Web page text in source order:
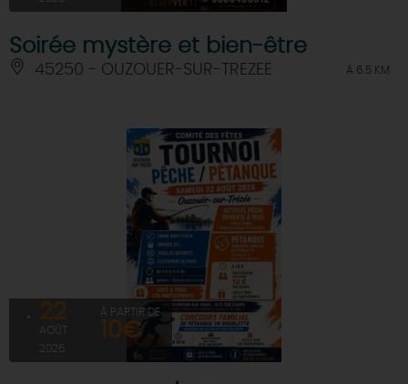
Soirée mystère et bien-être
45250 - OUZOUER-SUR-TREZEE À 6.5 KM
22
AOÛT
2026
À PARTIR DE
10€